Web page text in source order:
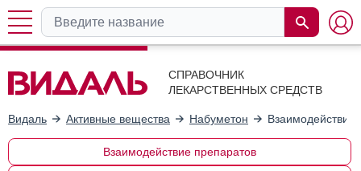
СПРАВОЧНИК
ЛЕКАРСТВЕННЫХ СРЕДСТВ
Видаль Активные вещества Набуметон Взаимодействие
Взаимодействие препаратов